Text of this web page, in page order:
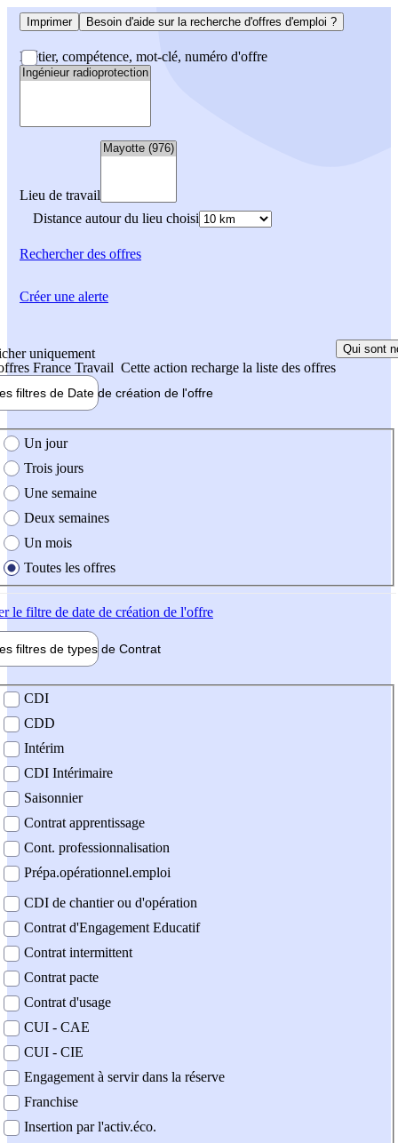
Imprimer Besoin d'aide sur la recherche d'offres d'emploi ?
Métier, compétence, mot-clé, numéro d'offre
Lieu de travail
Distance autour du lieu choisi
Rechercherdes offres
uniquement
France Travail Cette action recharge la liste des offres
Qui sont
filtres de Date de création de l'offre
création de l'offre
Un jour
Trois jours
Une semaine
Deux semaines
Un mois
Toutes les offres
le filtre de date de création de l'offre
filtres de types de Contrat
contrat
CDI
CDD
Intérim
CDI Intérimaire
Saisonnier
Contrat apprentissage
Cont. professionnalisation
Prépa.opérationnel.emploi
CDI de chantier ou d'opération
Contrat d'Engagement Educatif
Contrat intermittent
Contrat pacte
Contrat d'usage
CUI - CAE
CUI - CIE
Engagement à servir dans la réserve
Franchise
Insertion par l'activ.éco.
Créer une alerte